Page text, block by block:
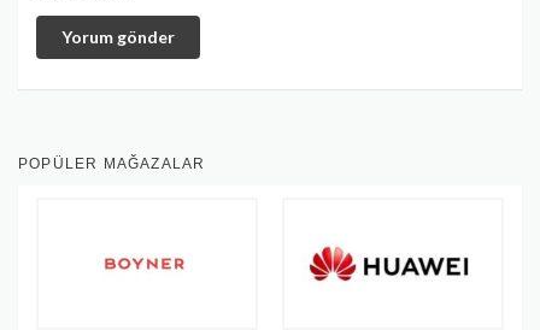
Yorum gönder
POPÜLER MAĞAZALAR